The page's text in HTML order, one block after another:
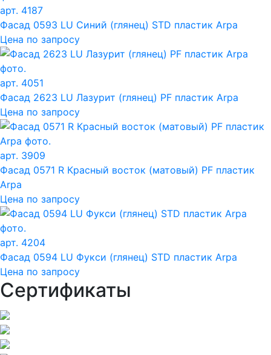
арт. 4187
Фасад 0593 LU Синий (глянец) STD пластик Arpa
Цена по запросу
арт. 4051
Фасад 2623 LU Лазурит (глянец) PF пластик Arpa
Цена по запросу
арт. 3909
Фасад 0571 R Красный восток (матовый) PF пластик
Arpa
Цена по запросу
арт. 4204
Фасад 0594 LU Фукси (глянец) STD пластик Arpa
Цена по запросу
Сертификаты